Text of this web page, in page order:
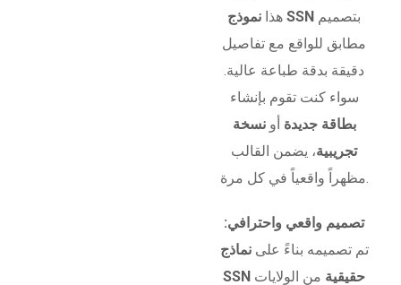
هذا نموذج SSN
مطابق للواقع مع تفاصيل
دقيقة بدقة طباعة عالية.
سواء كنت تقوم بإنشاء
بطاقة جديدة أونسخة
تجريبية، يضمن القالب
مظهراً واقعياً في كل مرة.
تصميم واقعي واحترافي:
تم تصميمه بناءً علىنماذج
SSN حقيقية من الولايات